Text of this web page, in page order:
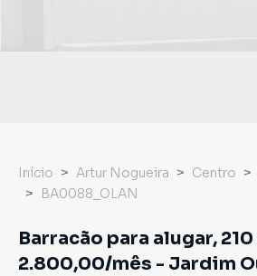
Início Artur Nogueira Centro
BA0088_OLAN
Barracão para alugar, 210
2.800,00/mês - Jardim